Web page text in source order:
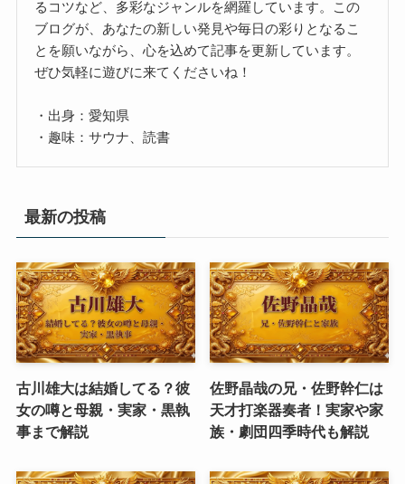
るコツなど、多彩なジャンルを網羅しています。この
ブログが、あなたの新しい発見や毎日の彩りとなるこ
とを願いながら、心を込めて記事を更新しています。
ぜひ気軽に遊びに来てくださいね！
・出身：愛知県
・趣味：サウナ、読書
最新の投稿
古川雄大は結婚してる？彼
女の噂と母親・実家・黒執
事まで解説
佐野晶哉の兄・佐野幹仁は
天才打楽器奏者！実家や家
族・劇団四季時代も解説